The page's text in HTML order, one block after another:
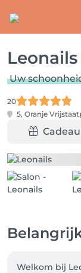
Leonails
Uw
20
5, Oranje
Welkom bij